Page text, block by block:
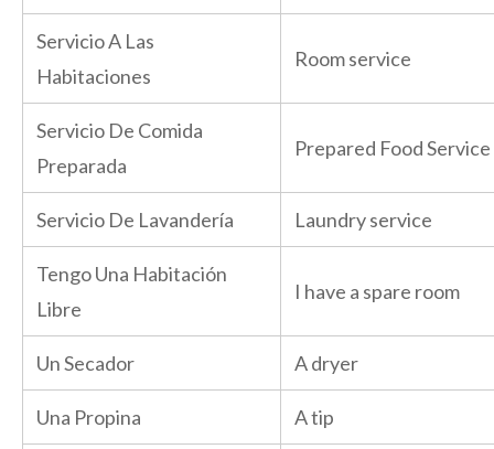
Servicio A Las
Habitaciones
Room service
Servicio De Comida
Preparada
Prepared Food Service
Servicio De Lavandería Laundry service
Tengo Una Habitación
Libre
I have a spare room
Un Secador A dryer
Una Propina A tip